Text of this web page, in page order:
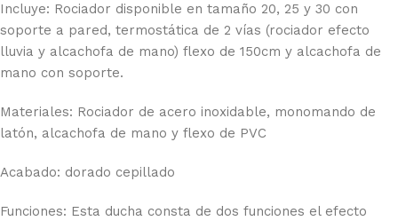
Incluye: Rociador disponible en tamaño 20, 25 y 30 con
soporte a pared, termostática de 2 vías (rociador efecto
lluvia y alcachofa de mano) flexo de 150cm y alcachofa de
mano con soporte.
Materiales: Rociador de acero inoxidable, monomando de
latón, alcachofa de mano y flexo de PVC
Acabado: dorado cepillado
Funciones: Esta ducha consta de dos funciones el efecto